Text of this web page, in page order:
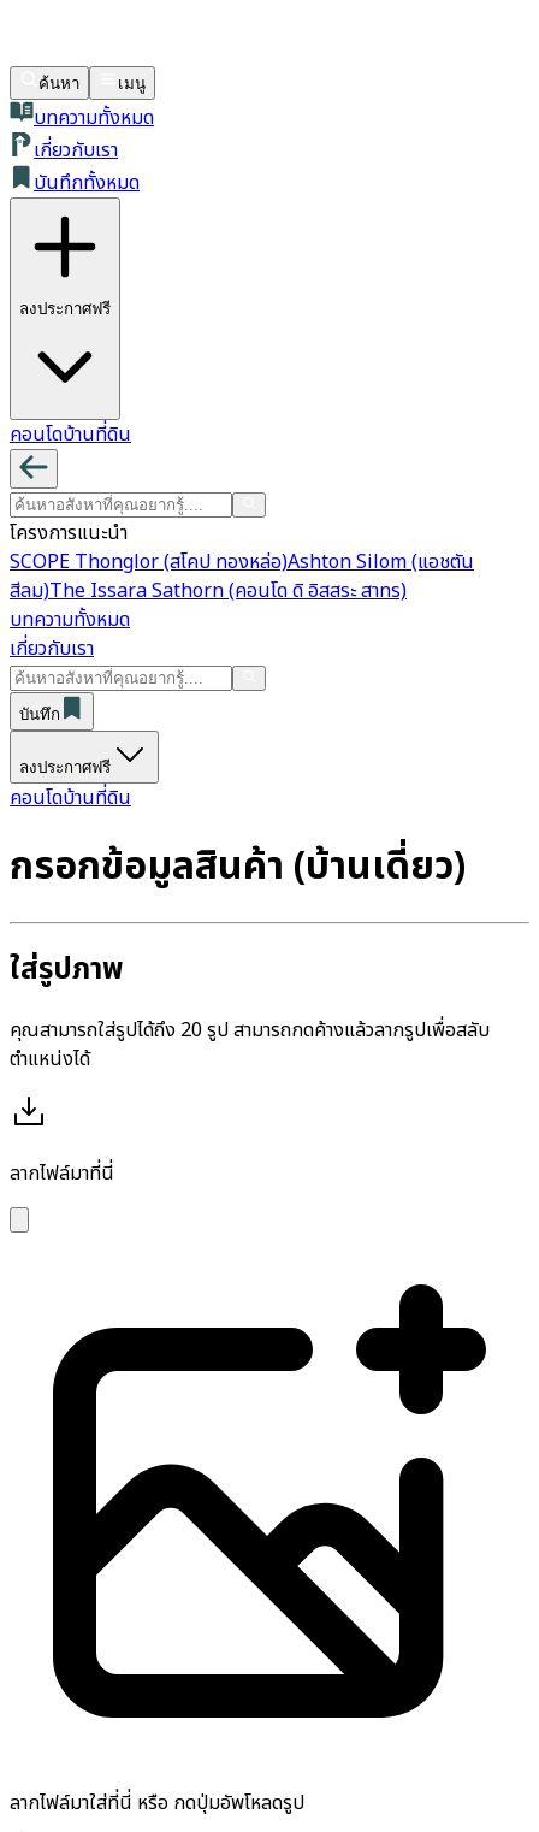
ค้นหา เมนู
บทความทั้งหมด
เกี่ยวกับเรา
บันทึกทั้งหมด
ลงประกาศฟรี
คอนโดบ้านที่ดิน
โครงการแนะนำ
SCOPE Thonglor (สโคป ทองหล่อ)Ashton Silom (แอชตัน
สีลม)The Issara Sathorn (คอนโด ดิ อิสสระ สาทร)
บทความทั้งหมด
เกี่ยวกับเรา
บันทึก
ลงประกาศฟรี
คอนโดบ้านที่ดิน
กรอกข้อมูลสินค้า (บ้านเดี่ยว)
ใส่รูปภาพ
คุณสามารถใส่รูปได้ถึง 20 รูป สามารถกดค้างแล้วลากรูปเพื่อสลับ
ตำแหน่งได้
ลากไฟล์มาที่นี่
ลากไฟล์มาใส่ที่นี่ หรือ กดปุ่มอัพโหลดรูป